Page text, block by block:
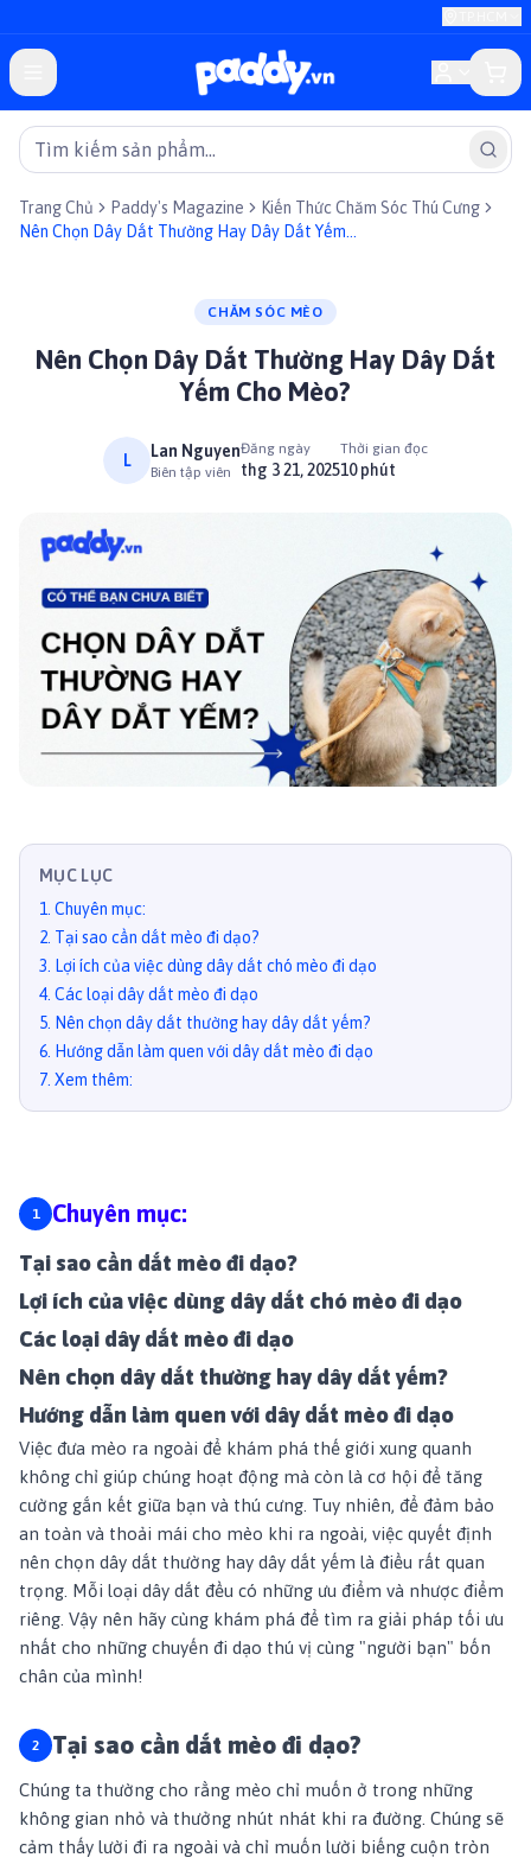
Trang Chủ Paddy's Magazine
Kiến Thức Chăm Sóc Thú Cưng
Nên Chọn Dây Dắt Thường Hay Dây Dắt Yếm
CHĂM SÓC MÈO
Nên Chọn Dây Dắt Thường Hay Dây Dắt
Yếm Cho Mèo?
L Lan Nguyen
Biên tập viên
Đăng ngày
thg 3 21, 2025
Thời gian đọc
10 phút
MỤC LỤC
1 Chuyên mục:
2 Tại sao cần dắt mèo đi dạo?
3
Lợi ích của việc dùng dây dắt chó mèo đi dạo
4. Các loại dây dắt mèo đi dạo
5 Nên chọn dây dắt thường hay dây dắt yếm?
6 Hướng dẫn làm quen với dây dắt mèo đi dạo
7 Xem thêm:
Chuyên mục:
Tại sao cần dắt mèo đi dạo?
Lợi ích của việc dùng dây dắt chó mèo đi dạo
Các loại dây dắt mèo đi dạo
Nên chọn dây dắt thường hay dây dắt yếm?
Hướng dẫn làm quen với dây dắt mèo đi dạo
Việc đưa mèo ra ngoài để khám phá thế giới xung quanh
không chỉ giúp chúng hoạt động mà còn là cơ hội để tăng
cường gắn kết giữa bạn và thú cưng. Tuy nhiên, để đảm bảo
an toàn và thoải mái cho mèo khi ra ngoài, việc quyết định
nên chọn dây dắt thường hay dây dắt yếm là điều rất quan
trọng. Mỗi loại dây dắt đều có những ưu điểm và nhược điểm
riêng. Vậy nên hãy cùng khám phá để tìm ra giải pháp tối ưu
nhất cho những chuyến đi dạo thú vị cùng "người bạn" bốn
chân của mình!
Tại sao cần dắt mèo đi dạo?
Chúng ta thường cho rằng mèo chỉ muốn ở trong những
không gian nhỏ và thưởng nhút nhát khi ra đường. Chúng sẽ
cảm thấy lười đi ra ngoài và chỉ muốn lười biếng cuộn tròn